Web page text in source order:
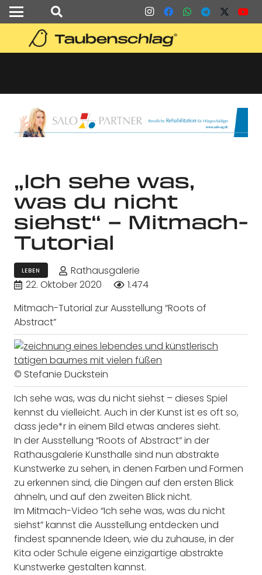
„Ich sehe was,
was du nicht
siehst“ – Mitmach-
Tutorial
LEBEN
Rathausgalerie
22. Oktober 2020
1.474
Mitmach-Tutorial zur Ausstellung “Roots of
Abstract”
© Stefanie Duckstein
Ich sehe was, was du nicht siehst – dieses Spiel
kennst du vielleicht. Auch in der Kunst ist es oft so,
dass jede*r in einem Bild etwas anderes sieht.
In der Ausstellung “Roots of Abstract” in der
Rathausgalerie Kunsthalle sind nun abstrakte
Kunstwerke zu sehen, in denen Farben und Formen
zu erkennen sind, die Dingen auf den ersten Blick
ähneln, und auf den zweiten Blick nicht.
Im Mitmach-Video “Ich sehe was, was du nicht
siehst” kannst die Ausstellung entdecken und
findest spannende Ideen, wie du zuhause, in der
Kita oder Schule eigene einzigartige abstrakte
Kunstwerke gestalten kannst.